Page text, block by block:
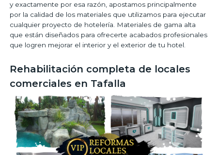
y exactamente por esa razón, apostamos principalmente
por la calidad de los materiales que utilizamos para ejecutar
cualquier proyecto de hotelería. Materiales de gama alta
que están diseñados para ofrecerte acabados profesionales
que logren mejorar el interior y el exterior de tu hotel.
Rehabilitación completa de locales
comerciales en Tafalla